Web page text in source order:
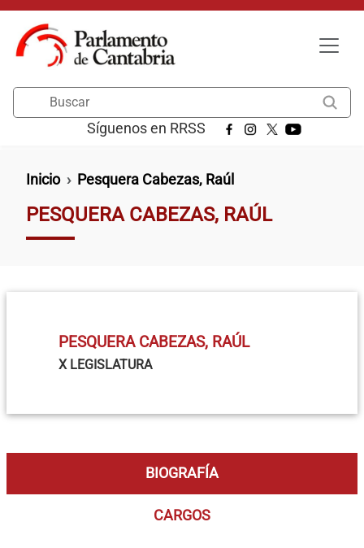
Pasar al contenido principal
Síguenos en RRSS
Ruta de navegación
Inicio Pesquera Cabezas, Raúl
PESQUERA CABEZAS, RAÚL
PESQUERA CABEZAS, RAÚL
X LEGISLATURA
BIOGRAFÍA
CARGOS